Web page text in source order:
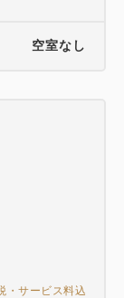
空室なし
・サービス料込